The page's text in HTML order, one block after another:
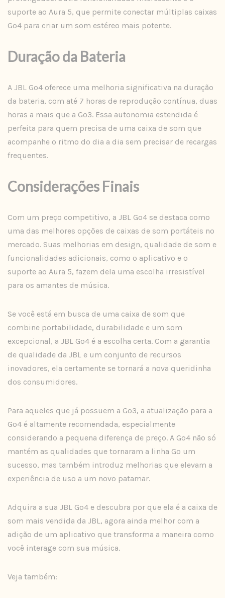
suporte ao Aura 5, que permite conectar múltiplas caixas
Go4 para criar um som estéreo mais potente.
Duração da Bateria
A JBL Go4 oferece uma melhoria significativa na duração
da bateria, com até 7 horas de reprodução contínua, duas
horas a mais que a Go3. Essa autonomia estendida é
perfeita para quem precisa de uma caixa de som que
acompanhe o ritmo do dia a dia sem precisar de recargas
frequentes.
Considerações Finais
Com um preço competitivo, a JBL Go4 se destaca como
uma das melhores opções de caixas de som portáteis no
mercado. Suas melhorias em design, qualidade de som e
funcionalidades adicionais, como o aplicativo e o
suporte ao Aura 5, fazem dela uma escolha irresistível
para os amantes de música.
Se você está em busca de uma caixa de som que
combine portabilidade, durabilidade e um som
excepcional, a JBL Go4 é a escolha certa. Com a garantia
de qualidade da JBL e um conjunto de recursos
inovadores, ela certamente se tornará a nova queridinha
dos consumidores.
Para aqueles que já possuem a Go3, a atualização para a
Go4 é altamente recomendada, especialmente
considerando a pequena diferença de preço. A Go4 não só
mantém as qualidades que tornaram a linha Go um
sucesso, mas também introduz melhorias que elevam a
experiência de uso a um novo patamar.
Adquira a sua JBL Go4 e descubra por que ela é a caixa de
som mais vendida da JBL, agora ainda melhor com a
adição de um aplicativo que transforma a maneira como
você interage com sua música.
Veja também: